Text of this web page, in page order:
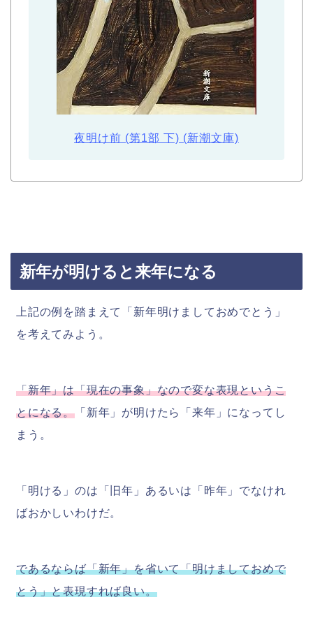
夜明け前 (第1部 下) (新潮文庫)
新年が明けると来年になる
上記の例を踏まえて「新年明けましておめでとう」
を考えてみよう。
「新年」は「現在の事象」なので変な表現というこ
とになる。 「新年」が明けたら「来年」になってし
まう。
「明ける」のは「旧年」あるいは「昨年」でなけれ
ばおかしいわけだ。
であるならば「新年」を省いて「明けましておめで
とう」と表現すれば良い。